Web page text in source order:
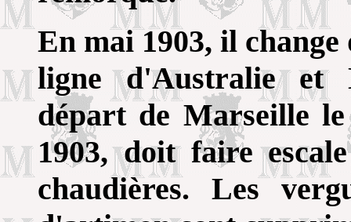
En mai 1903, il
ligne d'Australie et
départ de Marseille
1903, doit faire
chaudières. Les